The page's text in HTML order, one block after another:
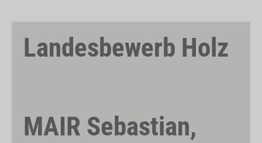
Landesbewerb Holz
MAIR Sebastian,